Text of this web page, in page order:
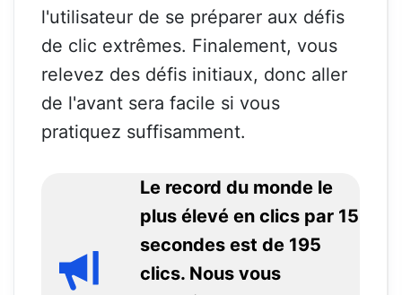
l'utilisateur de se préparer aux défis
de clic extrêmes. Finalement, vous
relevez des défis initiaux, donc aller
de l'avant sera facile si vous
pratiquez suffisamment.
Le record du monde le
plus élevé en clics par 15
secondes est de 195
clics. Nous vous